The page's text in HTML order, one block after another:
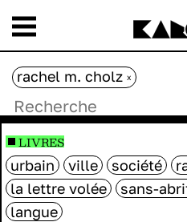
urbain ville société
la lettre volée
sans-
langue
LIVRES
rachel m. cholz x